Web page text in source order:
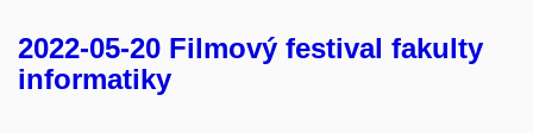
2022-05-20 Filmový festival fakulty
informatiky